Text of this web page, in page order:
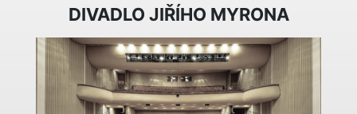
DIVADLO JIŘÍHO MYRONA